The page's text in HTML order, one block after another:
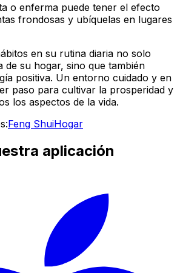
o enferma puede tener el efecto
frondosas y ubíquelas en lugares
en su rutina diaria no solo
de su hogar, sino que también
positiva. Un entorno cuidado y en
paso para cultivar la prosperidad y
los aspectos de la vida.
Feng ShuiHogar
aplicación